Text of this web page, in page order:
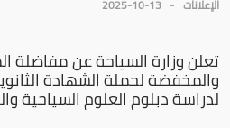
الإعلانات 2025-10-13
تعلن وزارة السياحة عن مفاضلة
لدراسة دبلوم العلوم السياحية